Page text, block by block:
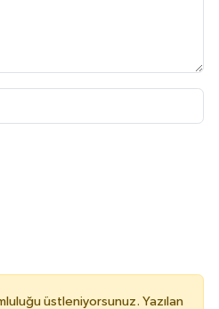
üstleniyorsunuz. Yazılan